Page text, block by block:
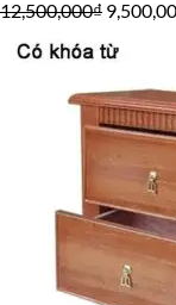
12,500,000₫ Giá
gốc
là: